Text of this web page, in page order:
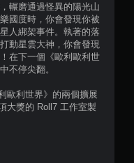
，
共
則
輾磨通過怪異的陽光山
國度時，你會發現你被
人綁架事件。執著的落
動星雲大神，你會發現
在下一個《歐利歐利世
不停尖翻。
歐利世界》的兩個擴展
大獎的 Roll7 工作室製